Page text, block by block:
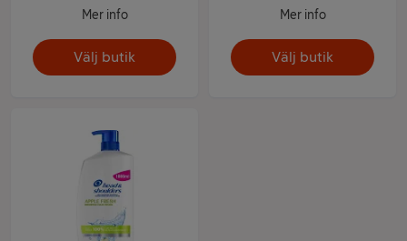
Mer info
Välj butik
Mer info
Välj butik